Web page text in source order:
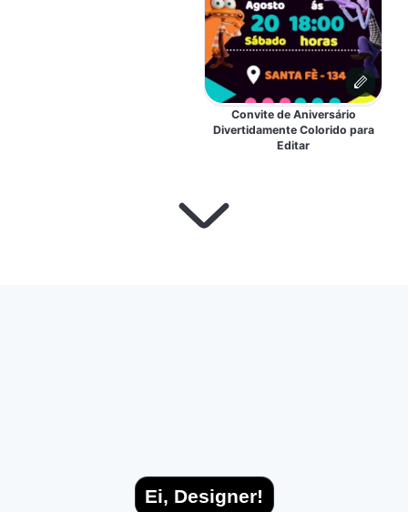
Convite de Aniversário
Divertidamente Colorido para
Editar
Ei, Designer!